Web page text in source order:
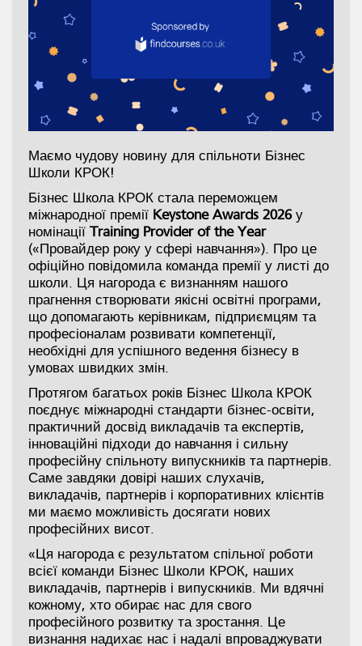
Маємо чудову новину для спільноти Бізнес
Школи КРОК!
Бізнес Школа КРОК стала переможцем
міжнародної премії Keystone Awards 2026у
номінації Training Provider of the Year
(«Провайдер року у сфері навчання»). Про це
офіційно повідомила команда премії у листі до
школи. Ця нагорода є визнанням нашого
прагнення створювати якісні освітні програми,
що допомагають керівникам, підприємцям та
професіоналам розвивати компетенції,
необхідні для успішного ведення бізнесу в
умовах швидких змін.
Протягом багатьох років Бізнес Школа КРОК
поєднує міжнародні стандарти бізнес-освіти,
практичний досвід викладачів та експертів,
інноваційні підходи до навчання і сильну
професійну спільноту випускників та партнерів.
Саме завдяки довірі наших слухачів,
викладачів, партнерів і корпоративних клієнтів
ми маємо можливість досягати нових
професійних висот.
«Ця нагорода є результатом спільної роботи
всієї команди Бізнес Школи КРОК, наших
викладачів, партнерів і випускників. Ми вдячні
кожному, хто обирає нас для свого
професійного розвитку та зростання. Це
визнання надихає нас і надалі впроваджувати